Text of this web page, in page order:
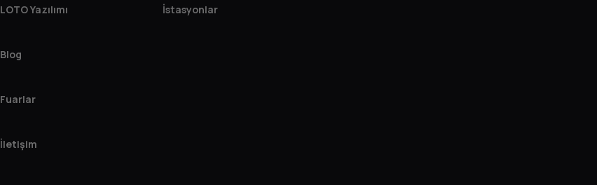
LOTO Yazılımı
Blog
Fuarlar
İletişim
İstasyonlar